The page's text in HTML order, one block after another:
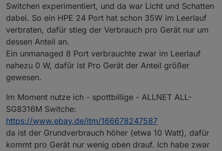
Switchen experimentiert, und da war Licht und Schatten
dabei. So ein HPE 24 Port hat schon 35W im Leerlauf
verbraten, dafür stieg der Verbrauch pro Gerät nur um
dessen Anteil an.
Ein unmanaged 8 Port verbrauchte zwar im Leerlauf
nahezu 0 W, dafür ist Pro Gerät der Anteil größer
gewesen.
Im Moment nutze ich - spottbillige - ALLNET ALL-
SG8316M Switche:
https://www.ebay.de/itm/166678247587
da ist der Grundverbrauch höher (etwa 10 Watt), dafür
kommt pro Gerät nur wenig oben drauf. Ich habe zwar